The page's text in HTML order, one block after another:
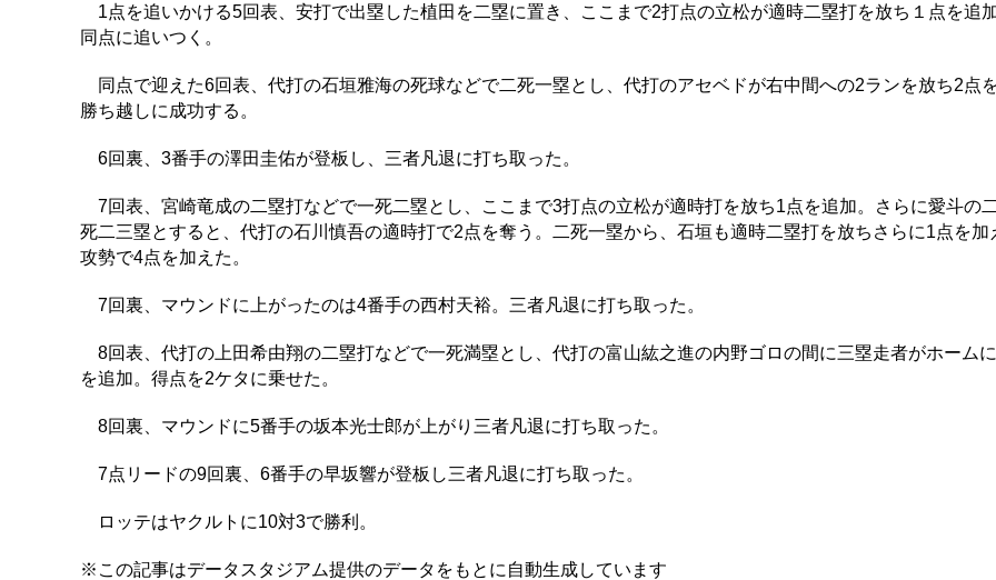
1点を追いかける5回表、安打で出塁した植田を二塁に置き、ここまで2打点の立松が適時二塁打を放ち１点を追
同点に追いつく。
同点で迎えた6回表、代打の石垣雅海の死球などで二死一塁とし、代打のアセベドが右中間への2ランを放ち2点を
勝ち越しに成功する。
6回裏、3番手の澤田圭佑が登板し、三者凡退に打ち取った。
7回表、宮崎竜成の二塁打などで一死二塁とし、ここまで3打点の立松が適時打を放ち1点を追加。さらに愛斗の
死二三塁とすると、代打の石川慎吾の適時打で2点を奪う。二死一塁から、石垣も適時二塁打を放ちさらに1点を加
攻勢で4点を加えた。
7回裏、マウンドに上がったのは4番手の西村天裕。三者凡退に打ち取った。
8回表、代打の上田希由翔の二塁打などで一死満塁とし、代打の富山紘之進の内野ゴロの間に三塁走者がホーム
を追加。得点を2ケタに乗せた。
8回裏、マウンドに5番手の坂本光士郎が上がり三者凡退に打ち取った。
7点リードの9回裏、6番手の早坂響が登板し三者凡退に打ち取った。
ロッテはヤクルトに10対3で勝利。
※この記事はデータスタジアム提供のデータをもとに自動生成しています